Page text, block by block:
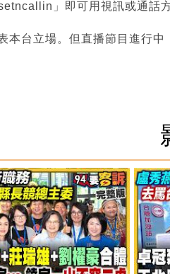
」即可用視訊或通話
本台立場。但直播節目進行